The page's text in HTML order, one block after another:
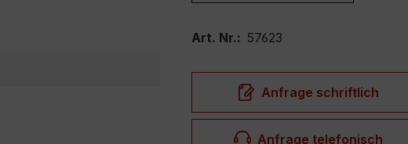
Art. Nr.: 57623
Anfrage schriftlich
Anfrage telefonisch